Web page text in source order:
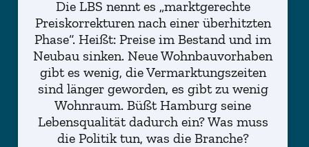
Die LBS nennt es „marktgerechte
Preiskorrekturen nach einer überhitzten
Phase“. Heißt: Preise im Bestand und im
Neubau sinken. Neue Wohnbauvorhaben
gibt es wenig, die Vermarktungszeiten
sind länger geworden, es gibt zu wenig
Wohnraum. Büßt Hamburg seine
Lebensqualität dadurch ein? Was muss
die Politik tun, was die Branche?